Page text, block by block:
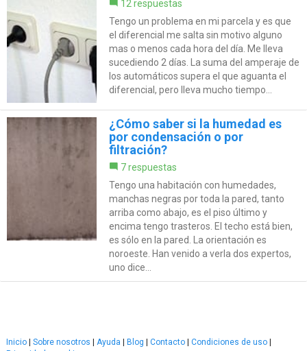
12 respuestas
Tengo un problema en mi parcela y es que
el diferencial me salta sin motivo alguno
mas o menos cada hora del día. Me lleva
sucediendo 2 días. La suma del amperaje de
los automáticos supera el que aguanta el
diferencial, pero lleva mucho tiempo...
¿Cómo saber si la humedad es
por condensación o por
filtración?
7 respuestas
Tengo una habitación con humedades,
manchas negras por toda la pared, tanto
arriba como abajo, es el piso último y
encima tengo trasteros. El techo está bien,
es sólo en la pared. La orientación es
noroeste. Han venido a verla dos expertos,
uno dice...
Inicio Sobre nosotros Ayuda Blog Contacto Condiciones de uso